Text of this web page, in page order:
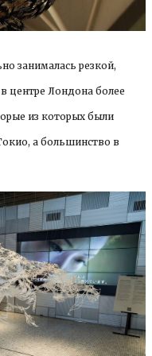
занималась резкой,
центре Лондона более
из которых были
а большинство в